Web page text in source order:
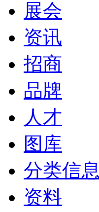
展会
资讯
招商
品牌
人才
图库
分类信息
资料